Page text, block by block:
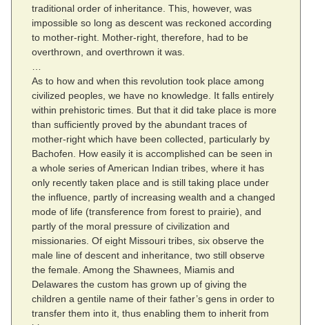
traditional order of inheritance. This, however, was
impossible so long as descent was reckoned according
to mother-right. Mother-right, therefore, had to be
overthrown, and overthrown it was.
As to how and when this revolution took place among
civilized peoples, we have no knowledge. It falls entirely
within prehistoric times. But that it did take place is more
than sufficiently proved by the abundant traces of
mother-right which have been collected, particularly by
Bachofen. How easily it is accomplished can be seen in
a whole series of American Indian tribes, where it has
only recently taken place and is still taking place under
the influence, partly of increasing wealth and a changed
mode of life (transference from forest to prairie), and
partly of the moral pressure of civilization and
missionaries. Of eight Missouri tribes, six observe the
male line of descent and inheritance, two still observe
the female. Among the Shawnees, Miamis and
Delawares the custom has grown up of giving the
children a gentile name of their father’s gens in order to
transfer them into it, thus enabling them to inherit from